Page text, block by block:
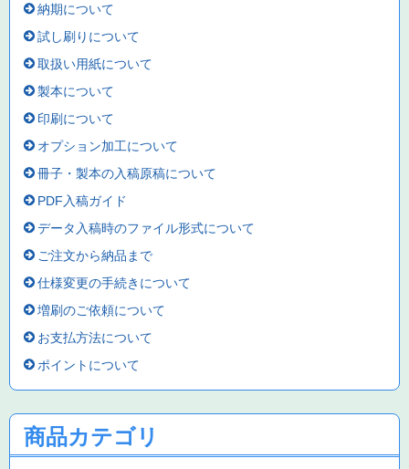
納期について
試し刷りについて
取扱い用紙について
製本について
印刷について
オプション加工について
冊子・製本の入稿原稿について
PDF入稿ガイド
データ入稿時のファイル形式について
ご注文から納品まで
仕様変更の手続きについて
増刷のご依頼について
お支払方法について
ポイントについて
商品カテゴリ